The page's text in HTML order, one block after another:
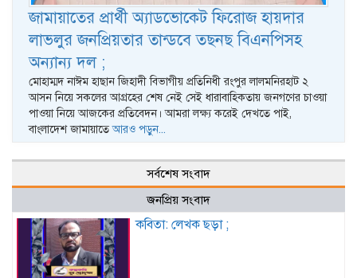
জামায়াতের প্রার্থী অ্যাডভোকেট ফিরোজ হায়দার
লাভলুর জনপ্রিয়তার তান্ডবে তছনছ বিএনপিসহ
অন্যান্য দল ;
মোহাম্মদ নাঈম হাছান জিহাদী বিভাগীয় প্রতিনিধী রংপুর লালমনিরহাট ২
আসন নিয়ে সকলের আগ্রহের শেষ নেই সেই ধারাবাহিকতায় জনগণের চাওয়া
পাওয়া নিয়ে আজকের প্রতিবেদন। আমরা লক্ষ্য করেই দেখতে পাই,
বাংলাদেশ জামায়াতেআরও পড়ুন...
সর্বশেষ সংবাদ
জনপ্রিয় সংবাদ
কবিতা: লেখক ছড়া ;